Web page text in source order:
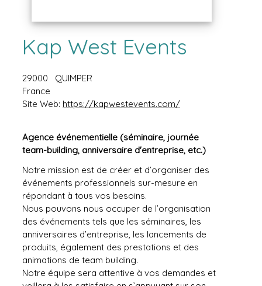
Kap West Events
29000
QUIMPER
France
Site Web: https://kapwestevents.com/
Agence événementielle (séminaire, journée
team-building, anniversaire d'entreprise, etc.)
Notre mission est de créer et d’organiser des
événements professionnels sur-mesure en
répondant à tous vos besoins.
Nous pouvons nous occuper de l’organisation
des événements tels que les séminaires, les
anniversaires d’entreprise, les lancements de
produits, également des prestations et des
animations de team building.
Notre équipe sera attentive à vos demandes et